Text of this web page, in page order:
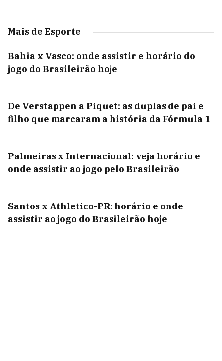
Mais de Esporte
Bahia x Vasco: onde assistir e horário do
jogo do Brasileirão hoje
De Verstappen a Piquet: as duplas de pai e
filho que marcaram a história da Fórmula 1
Palmeiras x Internacional: veja horário e
onde assistir ao jogo pelo Brasileirão
Santos x Athletico-PR: horário e onde
assistir ao jogo do Brasileirão hoje